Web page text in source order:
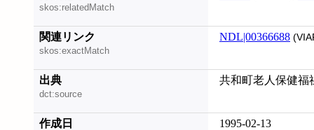
skos:relatedMatch
関連リンク
skos:exactMatch
NDL|00366688
出典
dct:source
共和町老人保健福
作成日 1995-02-13